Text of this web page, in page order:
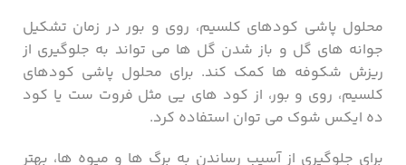
محلول پاشی کودهای کلسیم، روی و بور در زمان تشکیل
جوانه های گل و باز شدن گل ها می تواند به جلوگیری از
ریزش شکوفه ها کمک کند. برای محلول پاشی کودهای
کلسیم، روی و بور، از کود های یی مثل فروت ست یا کود
ده ایکس شوک می توان استفاده کرد.
برای جلوگیری از آسیب رساندن به برگ ها و میوه ها، بهتر